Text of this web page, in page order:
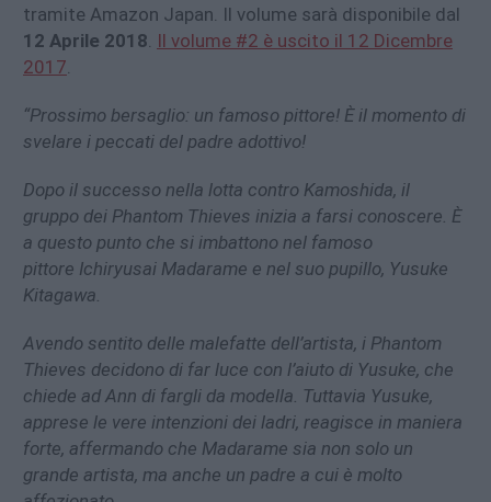
tramite Amazon Japan. Il volume sarà disponibile dal
12 Aprile 2018. Il volume #2 è uscito il 12 Dicembre
2017.
“Prossimo bersaglio: un famoso pittore! È il momento di
svelare i peccati del padre adottivo!
Dopo il successo nella lotta contro Kamoshida, il
gruppo dei Phantom Thieves inizia a farsi conoscere. È
a questo punto che si imbattono nel famoso
pittore Ichiryusai Madarame e nel suo pupillo, Yusuke
Kitagawa.
Avendo sentito delle malefatte dell’artista, i Phantom
Thieves decidono di far luce con l’aiuto di Yusuke, che
chiede ad Ann di fargli da modella. Tuttavia Yusuke,
apprese le vere intenzioni dei ladri, reagisce in maniera
forte, affermando che Madarame sia non solo un
grande artista, ma anche un padre a cui è molto